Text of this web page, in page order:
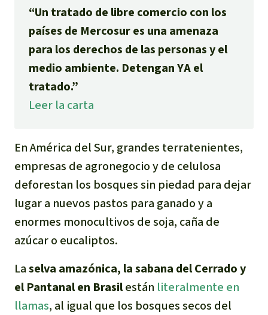
Granjas Industriales
Para niñas y niños
Defensoras y Defensores
“Un tratado de libre comercio con los
países de Mercosur es una amenaza
para los derechos de las personas y el
medio ambiente. Detengan YA el
tratado.”
Leer la carta
En América del Sur, grandes terratenientes,
empresas de agronegocio y de celulosa
deforestan los bosques sin piedad para dejar
lugar a nuevos pastos para ganado y a
enormes monocultivos de soja, caña de
azúcar o eucaliptos.
Laselva amazónica, la sabana del Cerrado y
el Pantanal en Brasilestán literalmente en
llamas, al igual que los bosques secos del